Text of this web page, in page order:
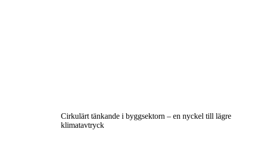
Cirkulärt tänkande i byggsektorn – en nyckel till lägre
klimatavtryck